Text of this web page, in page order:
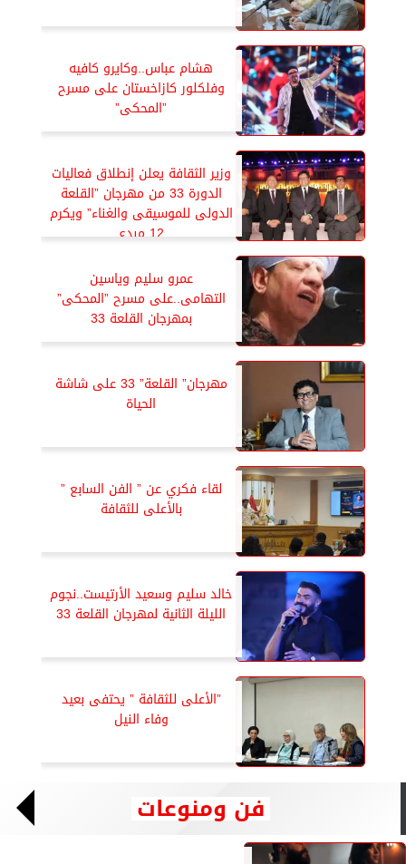
هشام عباس..وكايرو كافيه
وفلكلور كازاخستان على مسرح
”المحكى”
وزير الثقافة يعلن إنطلاق فعاليات
الدورة 33 من مهرجان ”القلعة
الدولى للموسيقى والغناء” ويكرم
12 مبدع
عمرو سليم وياسين
التهامى..على مسرح ”المحكى”
بمهرجان القلعة 33
مهرجان” القلعة” 33 على شاشة
الحياة
لقاء فكري عن ” الفن السابع ”
بالأعلى للثقافة
خالد سليم وسعيد الأرتيست..نجوم
الليلة الثانية لمهرجان القلعة 33
”الأعلى للثقافة ” يحتفى بعيد
وفاء النيل
فن ومنوعات